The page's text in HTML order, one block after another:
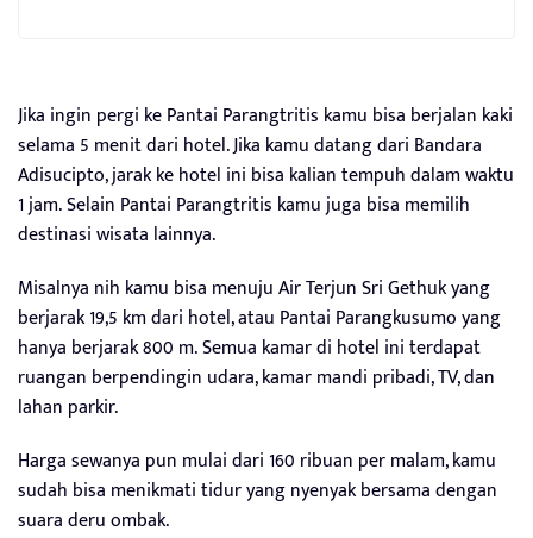
Jika ingin pergi ke Pantai Parangtritis kamu bisa berjalan kaki
selama 5 menit dari hotel. Jika kamu datang dari Bandara
Adisucipto, jarak ke hotel ini bisa kalian tempuh dalam waktu
1 jam. Selain Pantai Parangtritis kamu juga bisa memilih
destinasi wisata lainnya.
Misalnya nih kamu bisa menuju Air Terjun Sri Gethuk yang
berjarak 19,5 km dari hotel, atau Pantai Parangkusumo yang
hanya berjarak 800 m. Semua kamar di hotel ini terdapat
ruangan berpendingin udara, kamar mandi pribadi, TV, dan
lahan parkir.
Harga sewanya pun mulai dari 160 ribuan per malam, kamu
sudah bisa menikmati tidur yang nyenyak bersama dengan
suara deru ombak.